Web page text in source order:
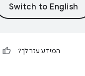
המידע עזר לך?